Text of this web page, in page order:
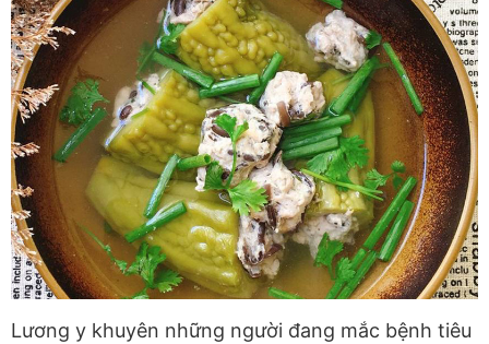
Lương y khuyên những người đang mắc bệnh tiêu